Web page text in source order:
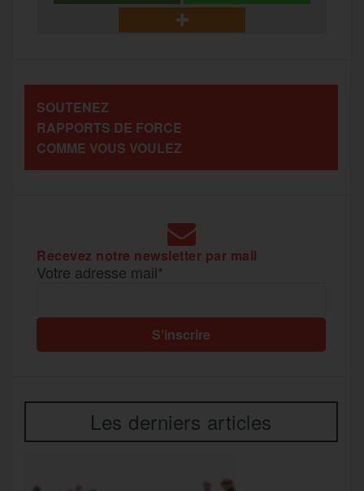
o
k
a
g
e
SOUTENEZ
RAPPORTS DE FORCE
COMME VOUS VOULEZ
Recevez notre newsletter par mail
Votre adresse mail*
Les derniers articles